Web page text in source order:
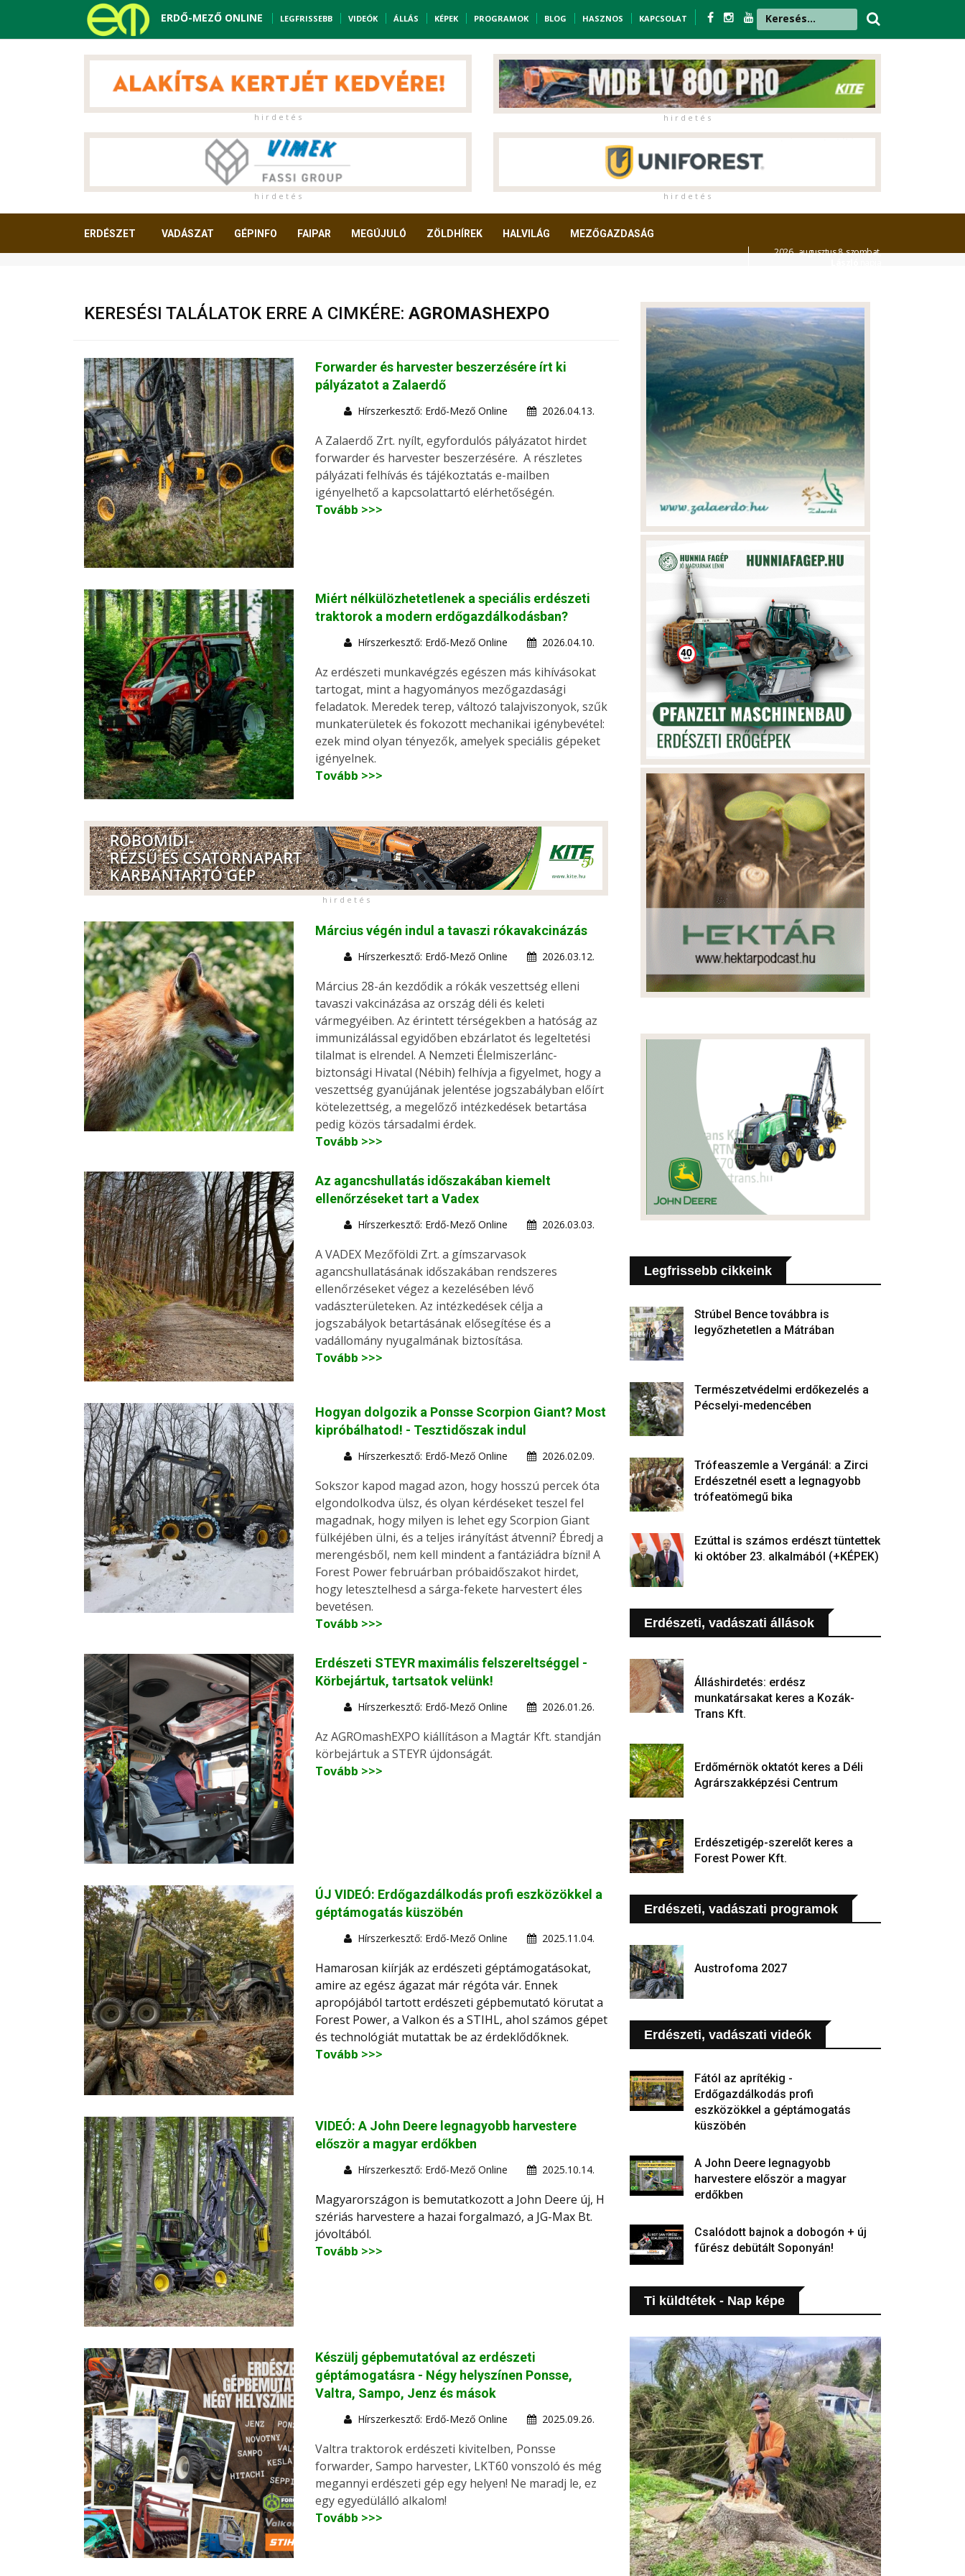
ERDŐ-MEZŐ ONLINE LEGFRISSEBB VIDEÓK ÁLLÁS KÉPEK PROGRAMOK BLOG HASZNOS KAPCSOLAT
h i r d e t é s h i r d e t é s
h i r d e t é s h i r d e t é s
ERDÉSZET VADÁSZAT GÉPINFO FAIPAR MEGÚJULÓ ZÖLDHÍREK HALVILÁG MEZŐGAZDASÁG
2026. augusztus 8. szombat,
KERESÉSI TALÁLATOK ERRE A CIMKÉRE: AGROMASHEXPO
Forwarder és harvester beszerzésére írt ki
pályázatot a Zalaerdő
Hírszerkesztő: Erdő-Mező Online 2026.04.13.
A Zalaerdő Zrt. nyílt, egyfordulós pályázatot hirdet
forwarder és harvester beszerzésére. A részletes
pályázati felhívás és tájékoztatás e-mailben
igényelhető a kapcsolattartó elérhetőségén.
Tovább >>>
Miért nélkülözhetetlenek a speciális erdészeti
traktorok a modern erdőgazdálkodásban?
Hírszerkesztő: Erdő-Mező Online 2026.04.10.
Az erdészeti munkavégzés egészen más kihívásokat
tartogat, mint a hagyományos mezőgazdasági
feladatok. Meredek terep, változó talajviszonyok, szűk
munkaterületek és fokozott mechanikai igénybevétel:
ezek mind olyan tényezők, amelyek speciális gépeket
igényelnek.
Tovább >>>
h i r d e t é s
Március végén indul a tavaszi rókavakcinázás
Hírszerkesztő: Erdő-Mező Online 2026.03.12.
Március 28-án kezdődik a rókák veszettség elleni
tavaszi vakcinázása az ország déli és keleti
vármegyéiben. Az érintett térségekben a hatóság az
immunizálással egyidőben ebzárlatot és legeltetési
tilalmat is elrendel. A Nemzeti Élelmiszerlánc-
biztonsági Hivatal (Nébih) felhívja a figyelmet, hogy a
veszettség gyanújának jelentése jogszabályban előírt
kötelezettség, a megelőző intézkedések betartása
pedig közös társadalmi érdek.
Tovább >>>
Az agancshullatás időszakában kiemelt
ellenőrzéseket tart a Vadex
Hírszerkesztő: Erdő-Mező Online 2026.03.03.
A VADEX Mezőföldi Zrt. a gímszarvasok
agancshullatásának időszakában rendszeres
ellenőrzéseket végez a kezelésében lévő
vadászterületeken. Az intézkedések célja a
jogszabályok betartásának elősegítése és a
vadállomány nyugalmának biztosítása.
Tovább >>>
Hogyan dolgozik a Ponsse Scorpion Giant? Most
kipróbálhatod! - Tesztidőszak indul
Hírszerkesztő: Erdő-Mező Online 2026.02.09.
Sokszor kapod magad azon, hogy hosszú percek óta
elgondolkodva ülsz, és olyan kérdéseket teszel fel
magadnak, hogy milyen is lehet egy Scorpion Giant
fülkéjében ülni, és a teljes irányítást átvenni? Ébredj a
merengésből, nem kell mindent a fantáziádra bízni! A
Forest Power februárban próbaidőszakot hirdet,
hogy letesztelhesd a sárga-fekete harvestert éles
bevetésen.
Tovább >>>
Erdészeti STEYR maximális felszereltséggel -
Körbejártuk, tartsatok velünk!
Hírszerkesztő: Erdő-Mező Online 2026.01.26.
Az AGROmashEXPO kiállításon a Magtár Kft. standján
körbejártuk a STEYR újdonságát.
Tovább >>>
ÚJ VIDEÓ: Erdőgazdálkodás profi eszközökkel a
géptámogatás küszöbén
Hírszerkesztő: Erdő-Mező Online 2025.11.04.
Hamarosan kiírják az erdészeti géptámogatásokat,
amire az egész ágazat már régóta vár. Ennek
apropójából tartott erdészeti gépbemutató körutat a
Forest Power, a Valkon és a STIHL, ahol számos gépet
és technológiát mutattak be az érdeklődőknek.
Tovább >>>
VIDEÓ: A John Deere legnagyobb harvestere
először a magyar erdőkben
Hírszerkesztő: Erdő-Mező Online 2025.10.14.
Magyarországon is bemutatkozott a John Deere új, H
szériás harvestere a hazai forgalmazó, a JG-Max Bt.
jóvoltából.
Tovább >>>
Készülj gépbemutatóval az erdészeti
géptámogatásra - Négy helyszínen Ponsse,
Valtra, Sampo, Jenz és mások
Hírszerkesztő: Erdő-Mező Online 2025.09.26.
Valtra traktorok erdészeti kivitelben, Ponsse
forwarder, Sampo harvester, LKT60 vonszoló és még
megannyi erdészeti gép egy helyen! Ne maradj le, ez
egy egyedülálló alkalom!
Tovább >>>
Legfrissebb cikkeink
Strúbel Bence továbbra is
legyőzhetetlen a Mátrában
Természetvédelmi erdőkezelés a
Pécselyi-medencében
Trófeaszemle a Vergánál: a Zirci
Erdészetnél esett a legnagyobb
trófeatömegű bika
Ezúttal is számos erdészt tüntettek
ki október 23. alkalmából (+KÉPEK)
Erdészeti, vadászati állások
Álláshirdetés: erdész
munkatársakat keres a Kozák-
Trans Kft.
Erdőmérnök oktatót keres a Déli
Agrárszakképzési Centrum
Erdészetigép-szerelőt keres a
Forest Power Kft.
Erdészeti, vadászati programok
Austrofoma 2027
Erdészeti, vadászati videók
Fától az aprítékig -
Erdőgazdálkodás profi
eszközökkel a géptámogatás
küszöbén
A John Deere legnagyobb
harvestere először a magyar
erdőkben
Csalódott bajnok a dobogón + új
fűrész debütált Soponyán!
Ti küldtétek - Nap képe